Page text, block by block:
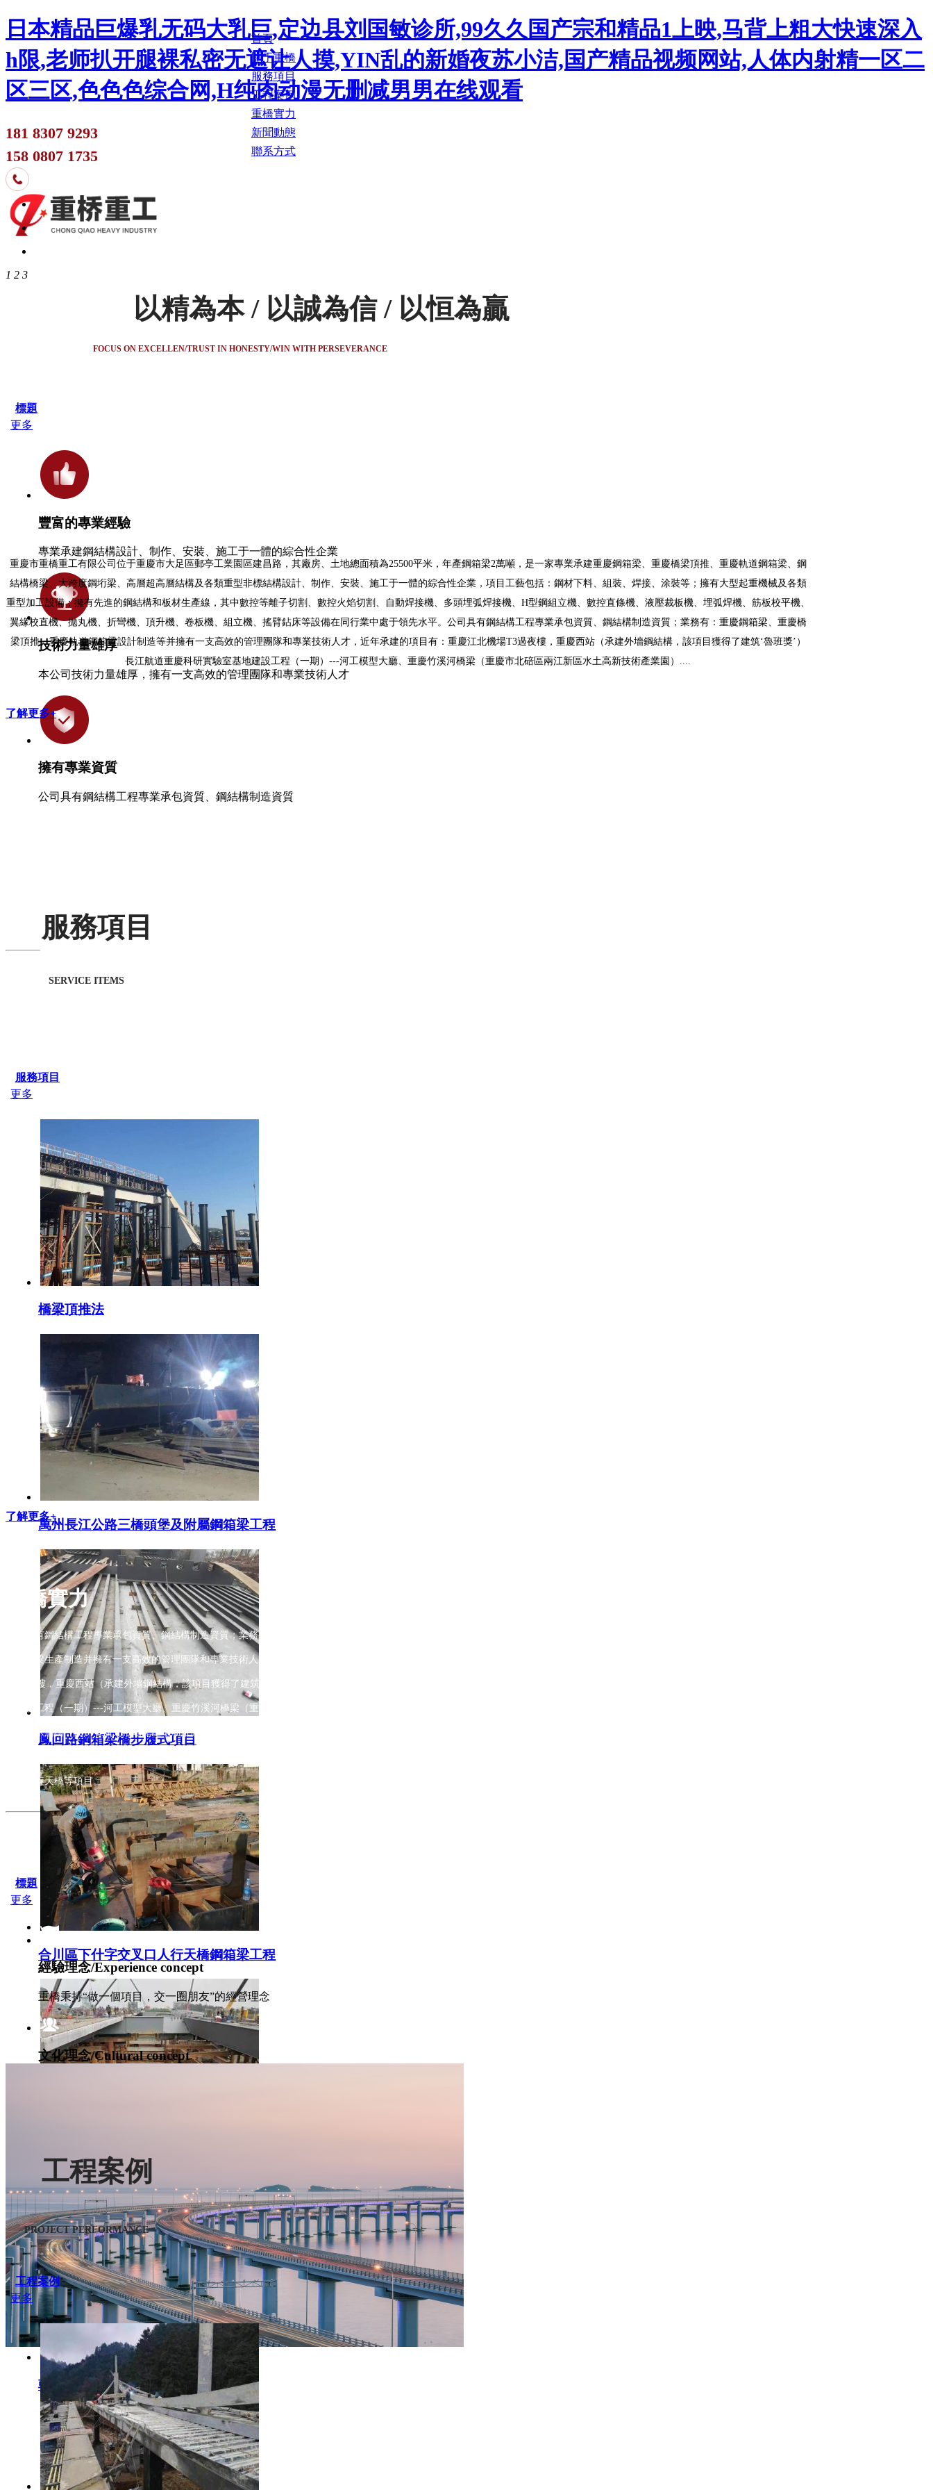
日本精品巨爆乳无码大乳巨,定边县刘国敏诊所,99久久国产宗和精品1上映,马背上粗大快速深入
h限,老师扒开腿裸私密无遮让人摸,YIN乱的新婚夜苏小洁,国产精品视频网站,人体内射精一区二
区三区,色色色综合网,H纯肉动漫无删减男男在线观看
181 8307 9293
158 0807 1735
首頁
關于重橋
服務項目
工程案例
重橋實力
新聞動態
聯系方式
1 2 3
以精為本 / 以誠為信 / 以恒為贏
FOCUS ON EXCELLEN/TRUST IN HONESTY/WIN WITH PERSEVERANCE
標題
更多
豐富的專業經驗
專業承建鋼結構設計、制作、安裝、施工于一體的綜合性企業
技術力量雄厚
本公司技術力量雄厚，擁有一支高效的管理團隊和專業技術人才
擁有專業資質
公司具有鋼結構工程專業承包資質、鋼結構制造資質
重慶市重橋重工有限公司位于重慶市大足區郵亭工業園區建昌路，其廠房、土地總面積為25500平米，年產鋼箱梁2萬噸，是一家專業承建重慶鋼箱梁、重慶橋梁頂推、重慶軌道鋼箱梁、鋼
結構橋梁、大跨度鋼垳梁、高層超高層結構及各類重型非標結構設計、制作、安裝、施工于一體的綜合性企業，項目工藝包括：鋼材下料、組裝、焊接、涂裝等；擁有大型起重機械及各類
重型加工設備；擁有先進的鋼結構和板材生產線，其中數控等離子切割、數控火焰切割、自動焊接機、多頭埋弧焊接機、H型鋼組立機、數控直條機、液壓裁板機、埋弧焊機、筋板校平機、
翼緣校直機、拋丸機、折彎機、頂升機、卷板機、組立機、搖臂鉆床等設備在同行業中處于領先水平。 公司具有鋼結構工程專業承包資質、鋼結構制造資質；業務有：重慶鋼箱梁、重慶橋
梁頂推、重慶軌道鋼箱梁設計制造等并擁有一支高效的管理團隊和專業技術人才，近年承建的項目有：重慶江北機場T3過夜樓，重慶西站（承建外墻鋼結構，該項目獲得了建筑‘魯班獎’）
長江航道重慶科研實驗室基地建設工程（一期）---河工模型大廳、重慶竹溪河橋梁（重慶市北碚區兩江新區水土高新技術產業園）....
了解更多+
服務項目
SERVICE ITEMS
服務項目
更多
橋梁頂推法
萬州長江公路三橋頭堡及附屬鋼箱梁工程
鳳回路鋼箱梁橋步履式項目
合川區下什字交叉口人行天橋鋼箱梁工程
貴州貴陽機場高速鋼箱梁施工
朝陽小學人行天橋鋼箱梁施工
了解更多+
重橋實力
公司具有鋼結構工程專業承包資質、鋼結構制造資質；業務有：重慶鋼箱梁,重慶橋梁頂推,重慶軌
道鋼箱梁生產制造并擁有一支高效的管理團隊和專業技術人才，近年承建的項目有：重慶江北機場
T3過夜樓，重慶西站（承建外墻鋼結構，該項目獲得了建筑‘魯班獎’）長江航道重慶科研實驗室基
地建設工程（一期）---河工模型大廳、重慶竹溪河橋梁（重慶市北碚區兩江新區水土高新技術產業
園）、水滴橋（四川省廣元市昭化區環湖旅游公路）、重慶梁平至四川開江高速公路橋（重慶段石
公園人行天橋等項目。
標題
更多
經驗理念/Experience concept
重橋秉持“做一個項目，交一圈朋友”的經營理念
文化理念/Cultural concept
建一項工程，樹一座豐碑；攜手鼎嘉，共創美好新天地
工程案例
PROJECT PERFORMANCE
工程案例
更多